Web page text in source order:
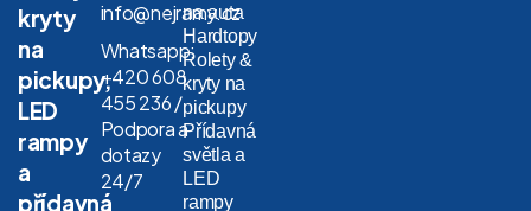
kryty
na
pickupy,
LED
rampy
a
přídavná
info@nejramy.cz
Whatsapp:
+420 608
455 236 /
Podpora a
dotazy
24/7
na auta
Hardtopy
Rolety &
kryty na
pickupy
Přídavná
světla a
LED
rampy